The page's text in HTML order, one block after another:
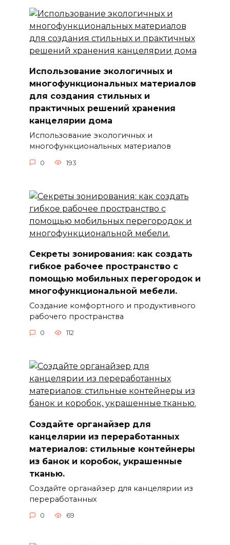
Использование экологичных и
многофункциональных материалов
для создания стильных и
практичных решений хранения
канцелярии дома
Использование экологичных и
многофункциональных материалов
0 193
Секреты зонирования: как создать
гибкое рабочее пространство с
помощью мобильных перегородок и
многофункциональной мебели.
Создание комфортного и продуктивного
рабочего пространства
0 112
Создайте органайзер для
канцелярии из переработанных
материалов: стильные контейнеры
из банок и коробок, украшенные
тканью.
Создайте органайзер для канцелярии из
переработанных
0 69